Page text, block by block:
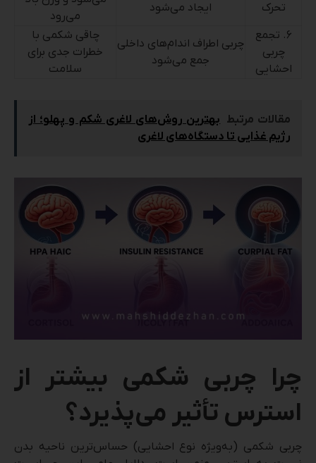
تحرک
ایجاد می‌شود
می‌رود
۶. تجمع
چربی
احشایی
چربی اطراف اندام‌های داخلی
جمع می‌شود
چاقی شکمی با
خطرات جدی برای
سلامت
مقالات مرتبط بهترین روش‌های لاغری شکم و پهلو؛ از
رژیم غذایی تا دستگاه‌های لاغری
چرا چربی شکمی بیشتر از
استرس تأثیر می‌پذیرد؟
چربی شکمی (به‌ویژه نوع احشایی) حساس‌ترین ناحیه بدن